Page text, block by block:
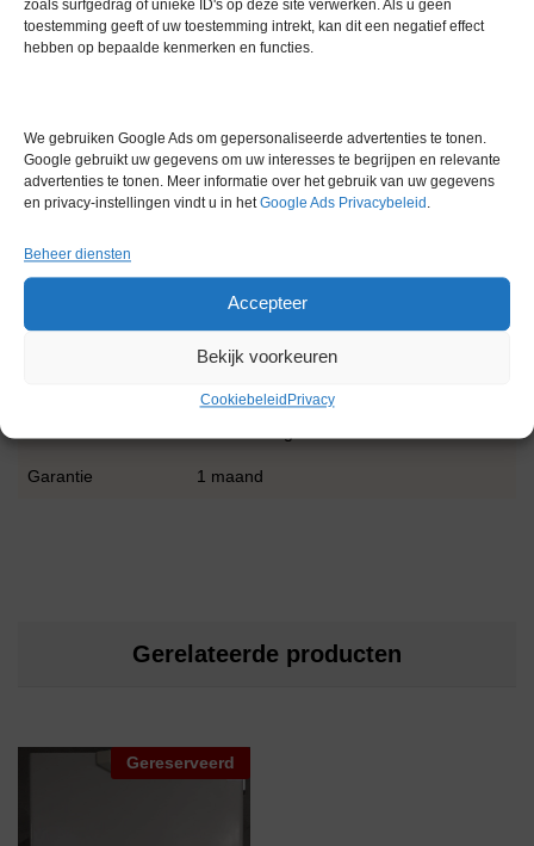
zoals surfgedrag of unieke ID's op deze site verwerken. Als u geen
toestemming geeft of uw toestemming intrekt, kan dit een negatief effect
hebben op bepaalde kenmerken en functies.
We gebruiken Google Ads om gepersonaliseerde advertenties te tonen.
Google gebruikt uw gegevens om uw interesses te begrijpen en relevante
advertenties te tonen. Meer informatie over het gebruik van uw gegevens
en privacy-instellingen vindt u in hetGoogle Ads Privacybeleid .
Beheer diensten
Accepteer
Bekijk voorkeuren
Cookiebeleid Privacy
Stekkertype: NEMA 6-15P-stekker, vereist NEMA 6-15R-
aansluiting
Gewicht: 319 kg
De vriezer kan worden aangesloten op vloeibare stikstof, maar
dat hebben we niet gedaan omdat we dat niet nodig vonden.
Extra informatie
Garantie 1 maand
Gerelateerde producten
Gereserveerd